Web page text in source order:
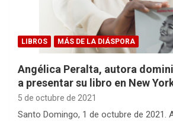
LIBROS MÁS DE LA DIÁSPORA
Angélica Peralta, autora
a presentar su libro en New
5 de octubre de 2021
Santo Domingo, 1 de octubre de 2021.